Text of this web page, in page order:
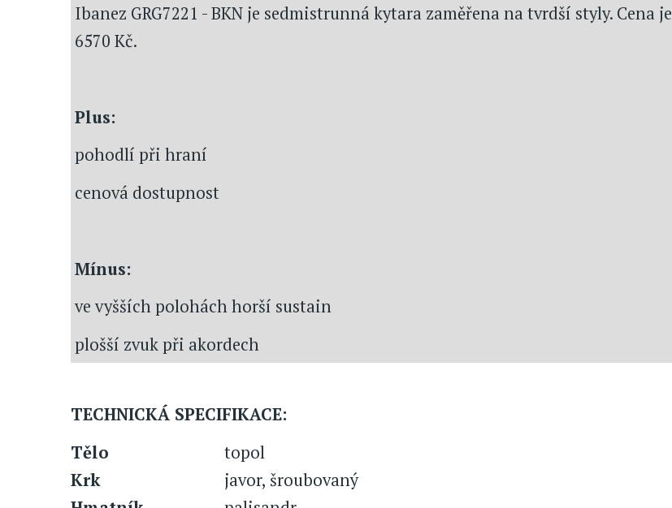
Ibanez GRG7221 - BKN je sedmistrunná kytara zaměřena na tvrdší styly. Cena je
6570 Kč.
Plus:
pohodlí při hraní
cenová dostupnost
Mínus:
ve vyšších polohách horší sustain
plošší zvuk při akordech
TECHNICKÁ SPECIFIKACE:
Tělo
topol
Krk
javor, šroubovaný